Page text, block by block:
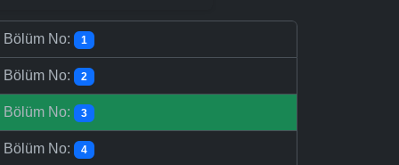
Bölüm No: 1
Bölüm No: 2
Bölüm No: 3
Bölüm No: 4